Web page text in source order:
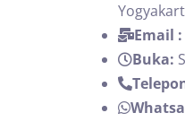
Email :
Buka: